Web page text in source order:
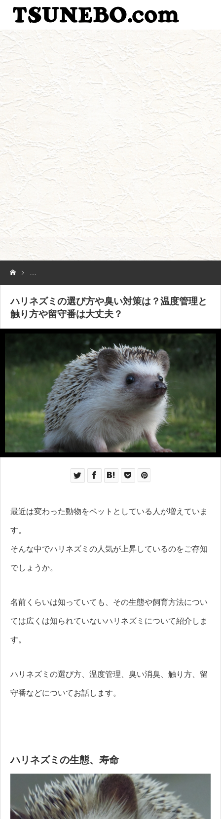
ハリネズミの選び方や臭い対策は？温度管理と触り方や留守番は大丈夫
ハリネズミの選び方や臭い対策は？温度管理と
触り方や留守番は大丈夫？
最近は変わった動物をペットとしている人が増えていま
す。
そんな中でハリネズミの人気が上昇しているのをご存知
でしょうか。
名前くらいは知っていても、その生態や飼育方法につい
ては広くは知られていないハリネズミについて紹介しま
す。
ハリネズミの選び方、温度管理、臭い消臭、触り方、留
守番などについてお話します。
ハリネズミの生態、寿命